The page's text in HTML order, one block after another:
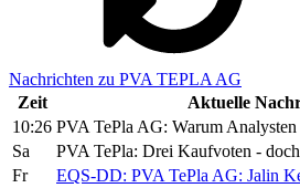
Nachrichten zu PVA TEPLA AG
Zeit
Aktuelle
10:26 PVA TePla AG: Warum
Sa
PVA TePla: Drei Kaufvoten -
Fr
EQS-DD: PVA TePla AG: Jalin